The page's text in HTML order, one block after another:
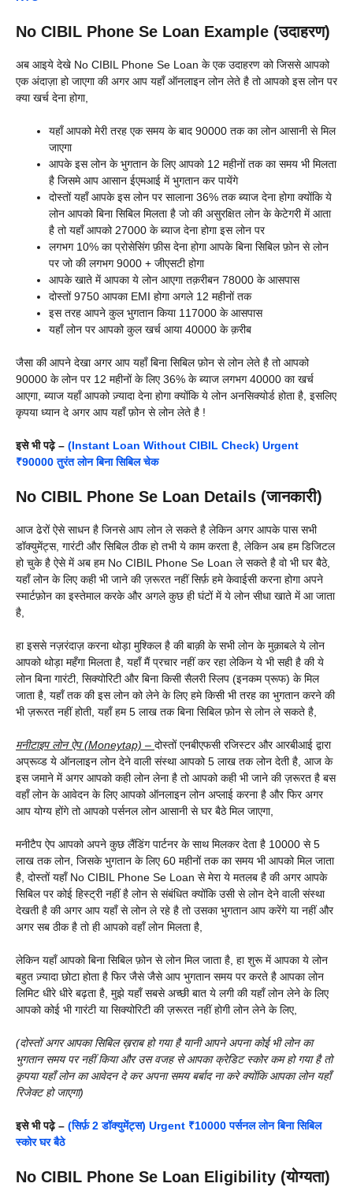
No CIBIL Phone Se Loan Example (उदाहरण)
अब आइये देखे No CIBIL Phone Se Loan के एक उदाहरण को जिससे आपको
एक अंदाज़ा हो जाएगा की अगर आप यहाँ ऑनलाइन लोन लेते है तो आपको इस लोन पर
क्या खर्च देना होगा,
यहाँ आपको मेरी तरह एक समय के बाद 90000 तक का लोन आसानी से मिल
जाएगा
आपके इस लोन के भुगतान के लिए आपको 12 महीनों तक का समय भी मिलता
है जिसमे आप आसान ईएमआई में भुगतान कर पायेंगे
दोस्तों यहाँ आपके इस लोन पर सालाना 36% तक ब्याज देना होगा क्योंकि ये
लोन आपको बिना सिबिल मिलता है जो की असुरक्षित लोन के केटेगरी में आता
है तो यहाँ आपको 27000 के ब्याज देना होगा इस लोन पर
लगभग 10% का प्रोसेसिंग फ़ीस देना होगा आपके बिना सिबिल फ़ोन से लोन
पर जो की लगभग 9000 + जीएसटी होगा
आपके खाते में आपका ये लोन आएगा तक़रीबन 78000 के आसपास
दोस्तों 9750 आपका EMI होगा अगले 12 महीनों तक
इस तरह आपने कुल भुगतान किया 117000 के आसपास
यहाँ लोन पर आपको कुल खर्च आया 40000 के क़रीब
जैसा की आपने देखा अगर आप यहाँ बिना सिबिल फ़ोन से लोन लेते है तो आपको
90000 के लोन पर 12 महीनों के लिए 36% के ब्याज लगभग 40000 का खर्च
आएगा, ब्याज यहाँ आपको ज़्यादा देना होगा क्योंकि ये लोन अनसिक्योर्ड होता है, इसलिए
कृपया ध्यान दे अगर आप यहाँ फ़ोन से लोन लेते है !
इसे भी पढ़े – (Instant Loan Without CIBIL Check) Urgent
₹90000 तुरंत लोन बिना सिबिल चेक
No CIBIL Phone Se Loan Details (जानकारी)
आज ढेरों ऐसे साधन है जिनसे आप लोन ले सकते है लेकिन अगर आपके पास सभी
डॉक्युमेंट्स, गारंटी और सिबिल ठीक हो तभी ये काम करता है, लेकिन अब हम डिजिटल
हो चुके है ऐसे में अब हम No CIBIL Phone Se Loan ले सकते है वो भी घर बैठे,
यहाँ लोन के लिए कही भी जाने की ज़रूरत नहीं सिर्फ़ हमे केवाईसी करना होगा अपने
स्मार्टफ़ोन का इस्तेमाल करके और अगले कुछ ही घंटों में ये लोन सीधा खाते में आ जाता
है,
हा इससे नज़रंदाज़ करना थोड़ा मुश्किल है की बाक़ी के सभी लोन के मुक़ाबले ये लोन
आपको थोड़ा महँगा मिलता है, यहाँ मैं प्रचार नहीं कर रहा लेकिन ये भी सही है की ये
लोन बिना गारंटी, सिक्योरिटी और बिना किसी सैलरी स्लिप (इनकम प्रूफ) के मिल
जाता है, यहाँ तक की इस लोन को लेने के लिए हमे किसी भी तरह का भुगतान करने की
भी ज़रूरत नहीं होती, यहाँ हम 5 लाख तक बिना सिबिल फ़ोन से लोन ले सकते है,
मनीटाइप लोन ऐप (Moneytap) – दोस्तों एनबीएफसी रजिस्टर और आरबीआई द्वारा
अप्रूव्ड ये ऑनलाइन लोन देने वाली संस्था आपको 5 लाख तक लोन देती है, आज के
इस जमाने में अगर आपको कही लोन लेना है तो आपको कही भी जाने की ज़रूरत है बस
वहाँ लोन के आवेदन के लिए आपको ऑनलाइन लोन अप्लाई करना है और फिर अगर
आप योग्य होंगे तो आपको पर्सनल लोन आसानी से घर बैठे मिल जाएगा,
मनीटैप ऐप आपको अपने कुछ लैंडिंग पार्टनर के साथ मिलकर देता है 10000 से 5
लाख तक लोन, जिसके भुगतान के लिए 60 महीनों तक का समय भी आपको मिल जाता
है, दोस्तों यहाँ No CIBIL Phone Se Loan से मेरा ये मतलब है की अगर आपके
सिबिल पर कोई हिस्ट्री नहीं है लोन से संबंधित क्योंकि उसी से लोन देने वाली संस्था
देखती है की अगर आप यहाँ से लोन ले रहे है तो उसका भुगतान आप करेंगे या नहीं और
अगर सब ठीक है तो ही आपको वहाँ लोन मिलता है,
लेकिन यहाँ आपको बिना सिबिल फ़ोन से लोन मिल जाता है, हा शुरू में आपका ये लोन
बहुत ज़्यादा छोटा होता है फिर जैसे जैसे आप भुगतान समय पर करते है आपका लोन
लिमिट धीरे धीरे बढ़ता है, मुझे यहाँ सबसे अच्छी बात ये लगी की यहाँ लोन लेने के लिए
आपको कोई भी गारंटी या सिक्योरिटी की ज़रूरत नहीं होगी लोन लेने के लिए,
(दोस्तों अगर आपका सिबिल ख़राब हो गया है यानी आपने अपना कोई भी लोन का
भुगतान समय पर नहीं किया और उस वजह से आपका क्रेडिट स्कोर कम हो गया है तो
कृपया यहाँ लोन का आवेदन दे कर अपना समय बर्बाद ना करे क्योंकि आपका लोन यहाँ
रिजेक्ट हो जाएगा)
इसे भी पढ़े – (सिर्फ़ 2 डॉक्युमेंट्स) Urgent ₹10000 पर्सनल लोन बिना सिबिल
स्कोर घर बैठे
No CIBIL Phone Se Loan Eligibility (योग्यता)